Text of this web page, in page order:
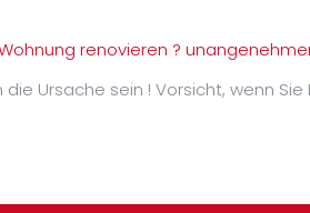
renovieren ?
Ursache sein ! Vorsicht, wenn